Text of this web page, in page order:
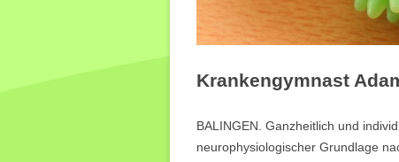
Krankengymnast
BALINGEN. Ganzheitlich und
neurophysiologischer Grundlage